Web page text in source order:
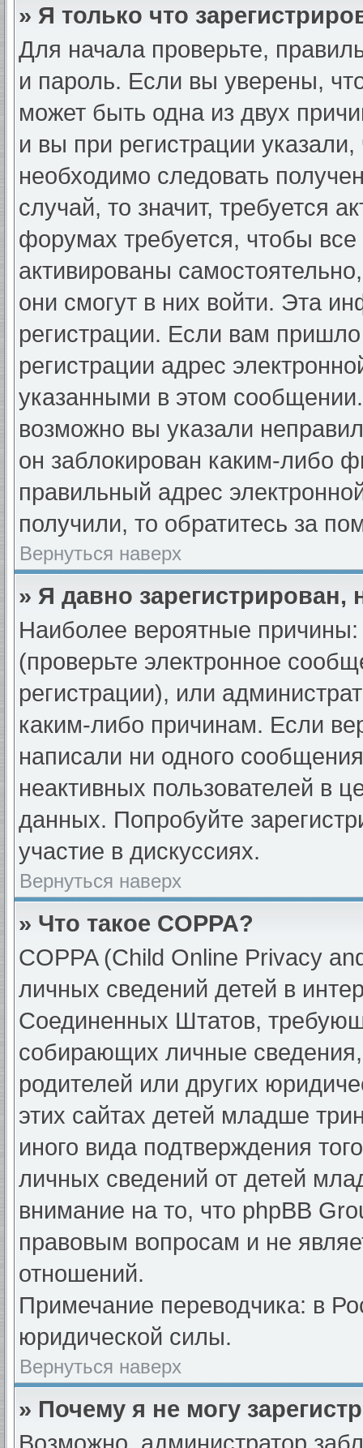
» Я только что
Для начала проверьте,
и пароль. Если вы уверены,
может быть одна из двух
и вы при регистрации
необходимо следовать
случай, то значит, требуется
форумах требуется, чтобы
активированы
они смогут в них войти. Эта
регистрации. Если вам
регистрации адрес
указанными в этом
возможно вы указали
он заблокирован каким-либо
правильный адрес
получили, то обратитесь за
Вернуться наверх
» Я давно
Наиболее вероятные
(проверьте электронное
регистрации), или
каким-либо причинам. Если
написали ни одного
неактивных пользователей в
данных. Попробуйте
участие в дискуссиях.
Вернуться наверх
» Что такое COPPA?
COPPA (Child Online Privacy
личных сведений детей в
Соединенных Штатов,
собирающих личные
родителей или других
этих сайтах детей младше
иного вида подтверждения
личных сведений от детей
внимание на то, что phpBB
правовым вопросам и не
отношений.
Примечание переводчика: в
юридической силы.
Вернуться наверх
» Почему я не могу